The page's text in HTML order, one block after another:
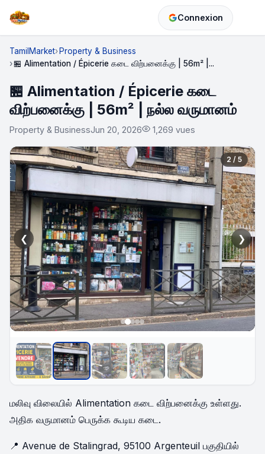
Connexion
TamilMarket Property & Business
🏪 Alimentation / Épicerie கடை விற்பனைக்கு | 56m² |...
🏪 Alimentation / Épicerie கடை
விற்பனைக்கு | 56m² | நல்ல வருமானம்
Property & BusinessJun 20, 2026 1,269 vues
❮ ❯
2 / 5
மலிவு விலையில் Alimentation கடை விற்பனைக்கு உள்ளது.
அதிக வருமானம் பெருக்க கூடிய கடை.
📍 Avenue de Stalingrad, 95100 Argenteuil பகுதியில்